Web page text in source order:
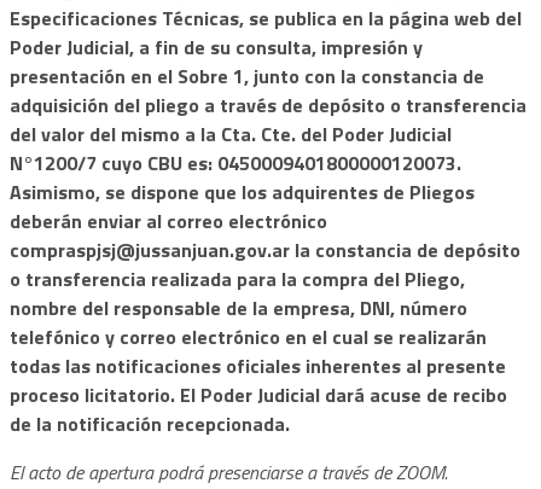
Especificaciones Técnicas, se publica en la página web del
Poder Judicial, a fin de su consulta, impresión y
presentación en el Sobre 1, junto con la constancia de
adquisición del pliego a través de depósito o transferencia
del valor del mismo a la Cta. Cte. del Poder Judicial
N°1200/7 cuyo CBU es: 0450009401800000120073.
Asimismo, se dispone que los adquirentes de Pliegos
deberán enviar al correo electrónico
compraspjsj@jussanjuan.gov.ar la constancia de depósito
o transferencia realizada para la compra del Pliego,
nombre del responsable de la empresa, DNI, número
telefónico y correo electrónico en el cual se realizarán
todas las notificaciones oficiales inherentes al presente
proceso licitatorio. El Poder Judicial dará acuse de recibo
de la notificación recepcionada.
El acto de apertura podrá presenciarse a través de ZOOM.